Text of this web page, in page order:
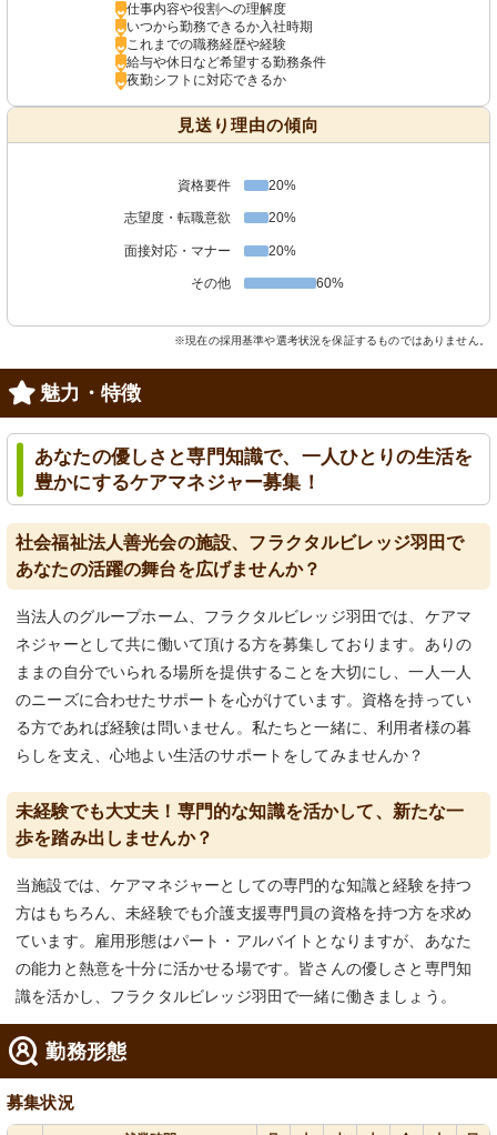
仕事内容や役割への理解度
いつから勤務できるか入社時期
これまでの職務経歴や経験
給与や休日など希望する勤務条件
夜勤シフトに対応できるか
見送り理由の傾向
資格要件 20%
志望度・転職意欲 20%
面接対応・マナー 20%
その他 60%
※現在の採用基準や選考状況を保証するものではありません。
魅力・特徴
あなたの優しさと専門知識で、一人ひとりの生活を
豊かにするケアマネジャー募集！
社会福祉法人善光会の施設、フラクタルビレッジ羽田で
あなたの活躍の舞台を広げませんか？
当法人のグループホーム、フラクタルビレッジ羽田では、ケアマ
ネジャーとして共に働いて頂ける方を募集しております。ありの
ままの自分でいられる場所を提供することを大切にし、一人一人
のニーズに合わせたサポートを心がけています。資格を持ってい
る方であれば経験は問いません。私たちと一緒に、利用者様の暮
らしを支え、心地よい生活のサポートをしてみませんか？
未経験でも大丈夫！専門的な知識を活かして、新たな一
歩を踏み出しませんか？
当施設では、ケアマネジャーとしての専門的な知識と経験を持つ
方はもちろん、未経験でも介護支援専門員の資格を持つ方を求め
ています。雇用形態はパート・アルバイトとなりますが、あなた
の能力と熱意を十分に活かせる場です。皆さんの優しさと専門知
識を活かし、フラクタルビレッジ羽田で一緒に働きましょう。
勤務形態
募集状況